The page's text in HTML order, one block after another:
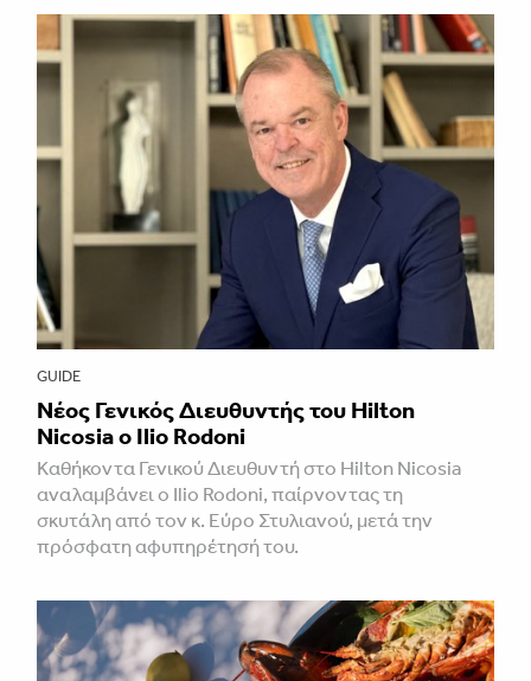
GUIDE
Νέος Γενικός Διευθυντής του Hilton
Nicosia ο Ilio Rodoni
Καθήκοντα Γενικού Διευθυντή στο Hilton Nicosia
αναλαμβάνει ο Ilio Rodoni, παίρνοντας τη
σκυτάλη από τον κ. Εύρο Στυλιανού, μετά την
πρόσφατη αφυπηρέτησή του.